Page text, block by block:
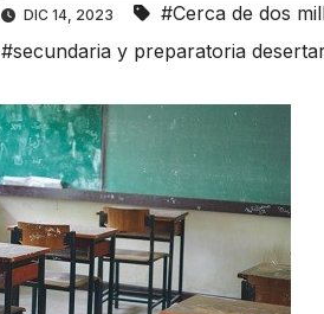
DIC 14, 2023 #Cerca de dos
#secundaria y preparatoria